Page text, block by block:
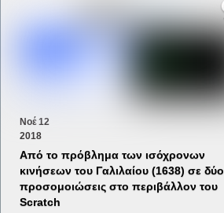
Νοέ 12
2018
Από το πρόβλημα των ισόχρονων
κινήσεων του Γαλιλαίου (1638) σε δύο
προσομοιώσεις στο περιβάλλον του
Scratch